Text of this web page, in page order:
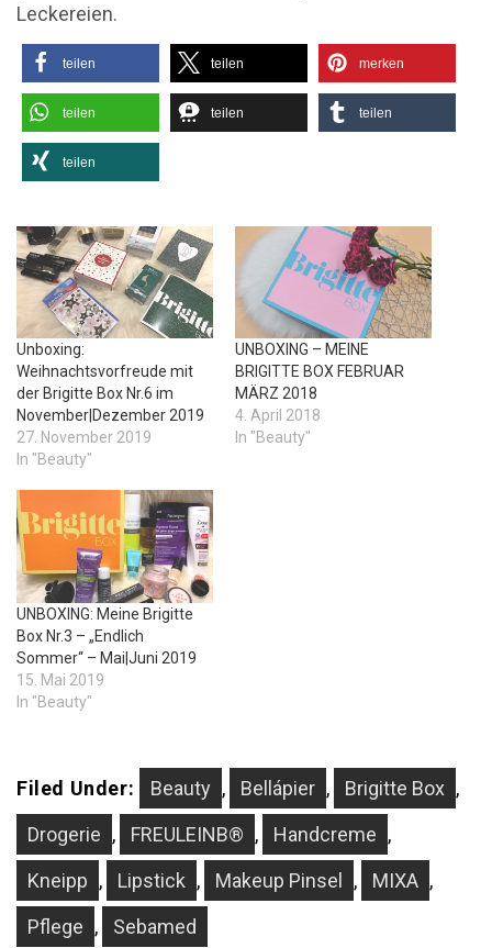
Leckereien.
teilen teilen merken
teilen teilen teilen
teilen
Unboxing:
Weihnachtsvorfreude mit
der Brigitte Box Nr.6 im
November|Dezember 2019
27. November 2019
In "Beauty"
UNBOXING – MEINE
BRIGITTE BOX FEBRUAR
MÄRZ 2018
4. April 2018
In "Beauty"
UNBOXING: Meine Brigitte
Box Nr.3 – „Endlich
Sommer“ – Mai|Juni 2019
15. Mai 2019
In "Beauty"
Filed Under: Beauty , Bellápier , Brigitte Box ,
Drogerie , FREULEINB® , Handcreme ,
Kneipp , Lipstick , Makeup Pinsel , MIXA ,
Pflege , Sebamed